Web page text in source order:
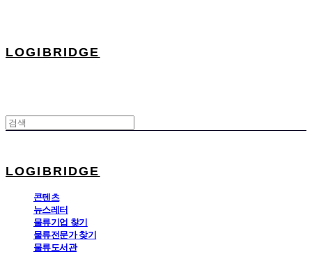
LOGIBRIDGE
LOGIBRIDGE
콘텐츠
뉴스레터
물류기업 찾기
물류전문가 찾기
물류도서관